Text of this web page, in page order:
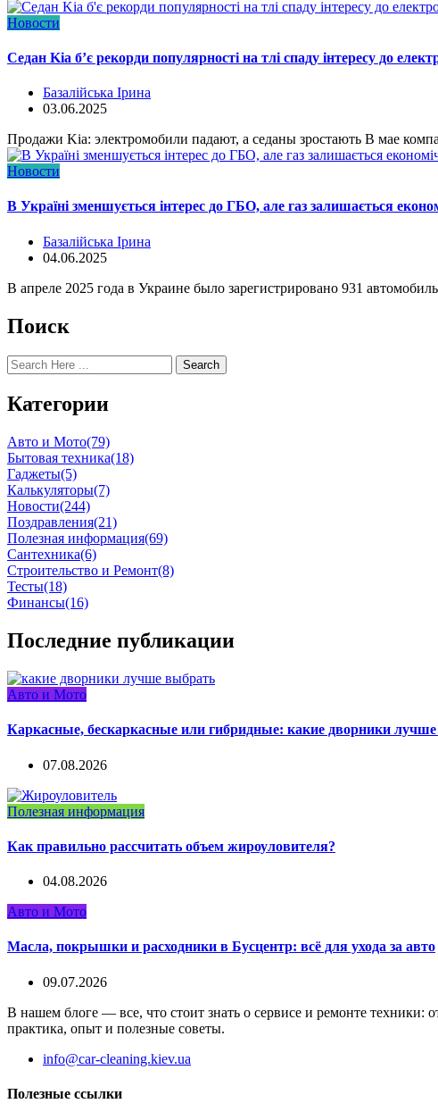
Новости
Седан Kia б’є рекорди популярності на тлі спаду інтересу до
Базалійська Ірина
03.06.2025
Продажи Kia: электромобили падают, а седаны зростають В мае
Новости
В Україні зменшується інтерес до ГБО, але газ залишається
Базалійська Ірина
04.06.2025
В апреле 2025 года в Украине было зарегистрировано 931
Поиск
Search
Категории
Авто и Мото(79)
Бытовая техника(18)
Гаджеты(5)
Калькуляторы(7)
Новости(244)
Поздравления(21)
Полезная информация(69)
Сантехника(6)
Строительство и Ремонт(8)
Тесты(18)
Финансы(16)
Последние публикации
Авто и Мото
Каркасные, бескаркасные или гибридные: какие дворники лучше
07.08.2026
Полезная информация
Как правильно рассчитать объем жироуловителя?
04.08.2026
Авто и Мото
Масла, покрышки и расходники в Бусцентр: всё для ухода за авто
09.07.2026
В нашем блоге — все, что стоит знать о сервисе и ремонте
практика, опыт и полезные советы.
info@car-cleaning.kiev.ua
Полезные ссылки